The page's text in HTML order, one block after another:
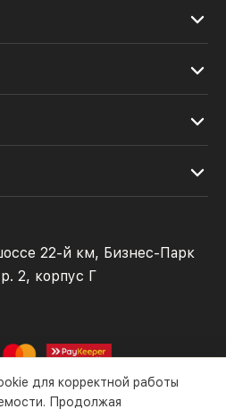
22-й км, Бизнес-Парк
2, корпус Г
для корректной работы
Продолжая